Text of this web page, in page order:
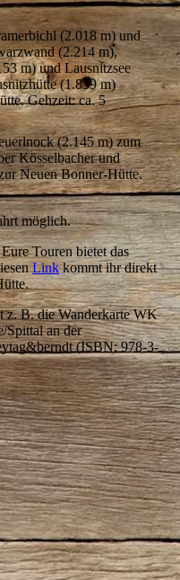
(2.018 m) und
(2.214 m),
m) und Lausnitzsee
(1.839 m)
Gehzeit: ca. 5
(2.145 m) zum
Kösselbacher und
Neuen Bonner-Hütte.
möglich.
Touren bietet das
Linkkommt ihr direkt
z. B. die Wanderkarte WK
Spittal an der
(ISBN: 978-3-